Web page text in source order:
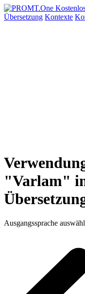
Übersetzung Kontexte
"Varlam"
Ausgangssprache